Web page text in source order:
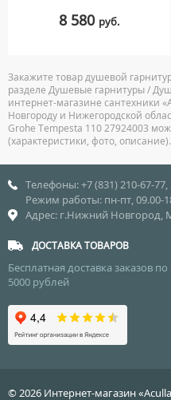
8 580 руб.
Закажите товар душевой
разделе Душевые гарнитуры /
интернет-магазине сантехники
Новгороду и Нижегородской
Grohe Tempesta 110 27924003
(характеристики, фото, описание).
Телефоны: +7 (831) 210-67-77,
Режим работы: пн-пт, 09.00-
Адрес: г.Нижний Новгород,
ДОСТАВКА ТОВАРОВ
Бесплатная доставка заказов
5000 рублей
© 2026 Интернет-магазин